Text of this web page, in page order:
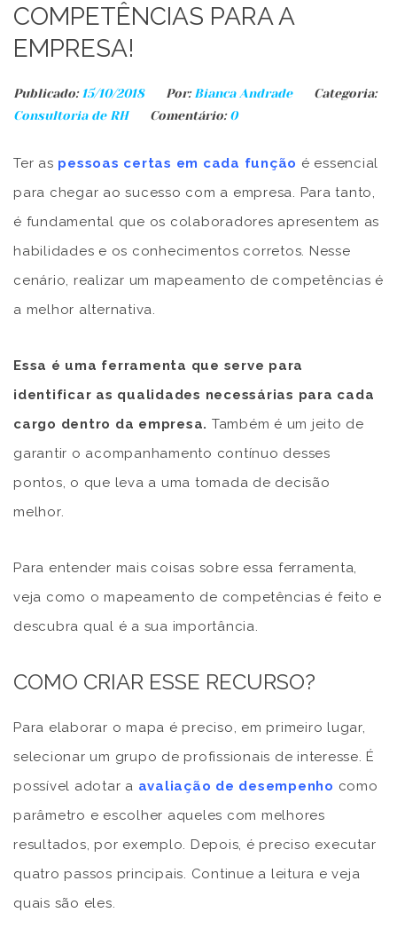
COMPETÊNCIAS PARA A
EMPRESA!
Publicado: 15/10/2018 Por: Bianca Andrade
Categoria:
Consultoria de RH
Comentário:0
Ter as pessoas certas em cada função é essencial
para chegar ao sucesso com a empresa. Para tanto,
é fundamental que os colaboradores apresentem as
habilidades e os conhecimentos corretos. Nesse
cenário, realizar um mapeamento de competências é
a melhor alternativa.
Essa é uma ferramenta que serve para
identificar as qualidades necessárias para cada
cargo dentro da empresa. Também é um jeito de
garantir o acompanhamento contínuo desses
pontos, o que leva a uma tomada de decisão
melhor.
Para entender mais coisas sobre essa ferramenta,
veja como o mapeamento de competências é feito e
descubra qual é a sua importância.
COMO CRIAR ESSE RECURSO?
Para elaborar o mapa é preciso, em primeiro lugar,
selecionar um grupo de profissionais de interesse. É
possível adotar a avaliação de desempenho como
parâmetro e escolher aqueles com melhores
resultados, por exemplo. Depois, é preciso executar
quatro passos principais. Continue a leitura e veja
quais são eles.